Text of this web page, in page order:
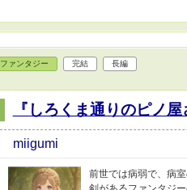
ファンタジー 完結 長編
『しろくま通りのピノ
miigumi
前世では病弱で、病